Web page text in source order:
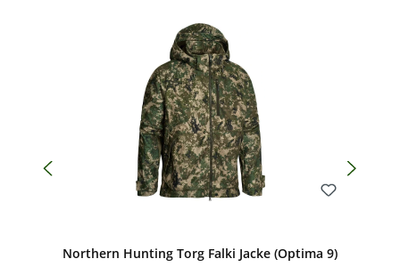
Northern Hunting Torg Falki Jacke (Optima 9)